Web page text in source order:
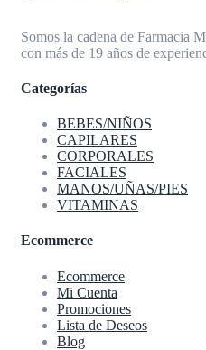
Somos la cadena de Farmacia
con más de 19 años de
Categorías
BEBES/NIÑOS
CAPILARES
CORPORALES
FACIALES
MANOS/UÑAS/PIES
VITAMINAS
Ecommerce
Ecommerce
Mi Cuenta
Promociones
Lista de Deseos
Blog